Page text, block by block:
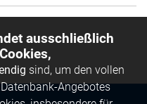
ausschließlich
sind, um den vollen
Angebotes